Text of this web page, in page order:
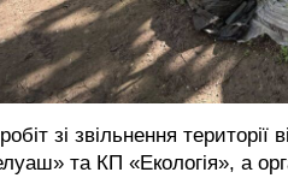
зі звільнення
та КП «Екологія», а